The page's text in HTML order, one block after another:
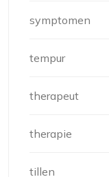
symptomen
tempur
therapeut
therapie
tillen